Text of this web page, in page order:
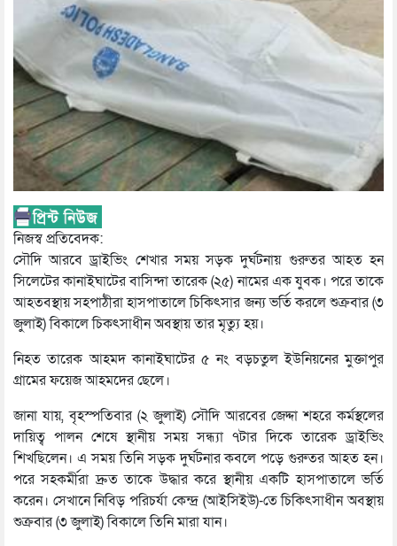
নিজস্ব প্রতিবেদক:
সৌদি আরবে ড্রাইভিং শেখার সময় সড়ক দুর্ঘটনায় গুরুতর আহত হন
সিলেটের কানাইঘাটের বাসিন্দা তারেক (২৫) নামের এক যুবক। পরে তাকে
আহতবস্থায় সহপাঠীরা হাসপাতালে চিকিৎসার জন্য ভর্তি করলে শুক্রবার (৩
জুলাই) বিকালে চিকৎসাধীন অবস্থায় তার মৃত্যু হয়।
নিহত তারেক আহমদ কানাইঘাটের ৫ নং বড়চতুল ইউনিয়নের মুক্তাপুর
গ্রামের ফয়েজ আহমদের ছেলে।
জানা যায়, বৃহস্পতিবার (২ জুলাই) সৌদি আরবের জেদ্দা শহরে কর্মস্থলের
দায়িত্ব পালন শেষে স্থানীয় সময় সন্ধ্যা ৭টার দিকে তারেক ড্রাইভিং
শিখছিলেন। এ সময় তিনি সড়ক দুর্ঘটনার কবলে পড়ে গুরুতর আহত হন।
পরে সহকর্মীরা দ্রুত তাকে উদ্ধার করে স্থানীয় একটি হাসপাতালে ভর্তি
করেন। সেখানে নিবিড় পরিচর্যা কেন্দ্র (আইসিইউ)-তে চিকিৎসাধীন অবস্থায়
শুক্রবার (৩ জুলাই) বিকালে তিনি মারা যান।